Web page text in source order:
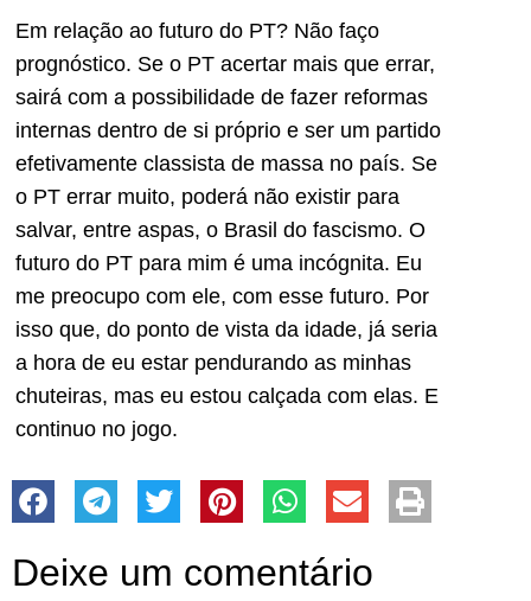
Em relação ao futuro do PT? Não faço
prognóstico. Se o PT acertar mais que errar,
sairá com a possibilidade de fazer reformas
internas dentro de si próprio e ser um partido
efetivamente classista de massa no país. Se
o PT errar muito, poderá não existir para
salvar, entre aspas, o Brasil do fascismo. O
futuro do PT para mim é uma incógnita. Eu
me preocupo com ele, com esse futuro. Por
isso que, do ponto de vista da idade, já seria
a hora de eu estar pendurando as minhas
chuteiras, mas eu estou calçada com elas. E
continuo no jogo.
Deixe um comentário